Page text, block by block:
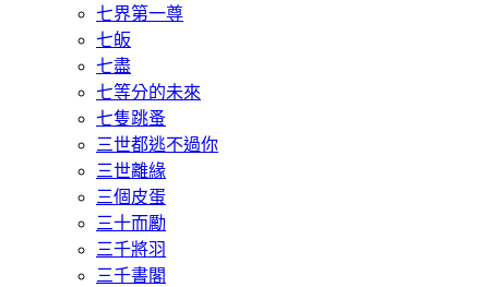
七界第一尊
七皈
七盡
七等分的未來
七隻跳蚤
三世都逃不過你
三世離緣
三個皮蛋
三十而勵
三千將羽
三千書閣